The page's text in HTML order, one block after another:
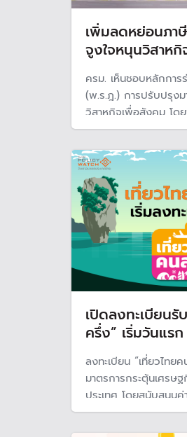
เพิ่มลดหย่อนภา
จูงใจหนุนวิสาห
ครม. เห็นชอบหลักการ
(พ.ร.ฎ.) การปรับปรุง
วิสาหกิจเพื่อสังคม โด
บริจาคเงินหรือทรัพย์
วิสาหกิจเพื่อสังคม ลด
เปิดลงทะเบียนรั
ครึ่ง” เริ่มวันแร
ลงทะเบียน “เที่ยวไทย
มาตรการกระตุ้นเศรษ
ประเทศ โดยสนับสนุน
3,000 บาท/ห้อง/คืน เ